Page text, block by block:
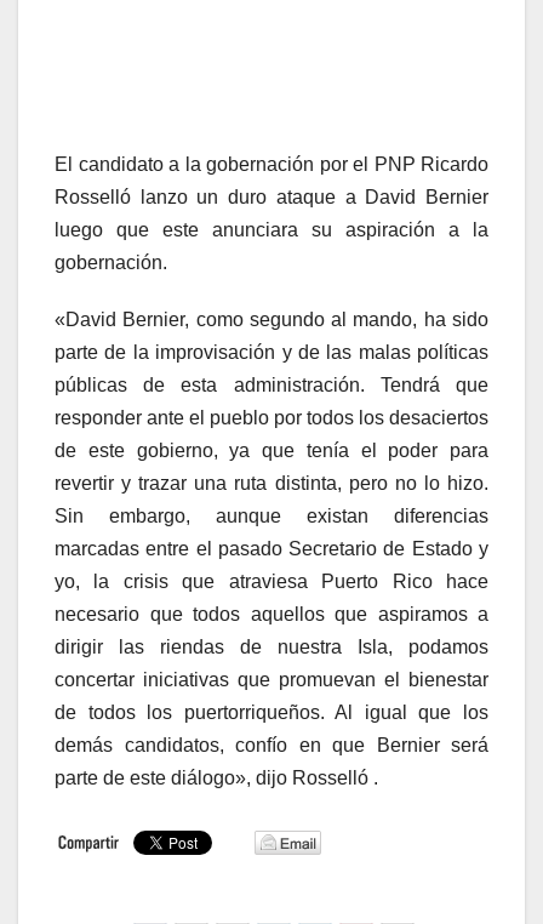
El candidato a la gobernación por el PNP Ricardo
Rosselló lanzo un duro ataque a David Bernier
luego que este anunciara su aspiración a la
gobernación.
«David Bernier, como segundo al mando, ha sido
parte de la improvisación y de las malas políticas
públicas de esta administración. Tendrá que
responder ante el pueblo por todos los desaciertos
de este gobierno, ya que tenía el poder para
revertir y trazar una ruta distinta, pero no lo hizo.
Sin embargo, aunque existan diferencias
marcadas entre el pasado Secretario de Estado y
yo, la crisis que atraviesa Puerto Rico hace
necesario que todos aquellos que aspiramos a
dirigir las riendas de nuestra Isla, podamos
concertar iniciativas que promuevan el bienestar
de todos los puertorriqueños. Al igual que los
demás candidatos, confío en que Bernier será
parte de este diálogo», dijo Rosselló .